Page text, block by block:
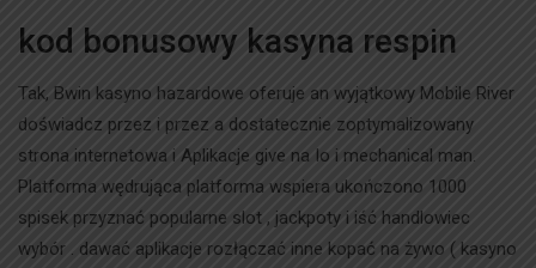
kod bonusowy kasyna respin
Tak, Bwin kasyno hazardowe oferuje an wyjątkowy Mobile River
doświadcz przez i przez a dostatecznie zoptymalizowany
strona internetowa i Aplikacje give na Io i mechanical man.
Platforma wędrująca platforma wspiera ukończono 1000
spisek przyznać popularne slot , jackpoty i iść handlowiec
wybór . dawać aplikacje rozłączać inne kopać na żywo ( kasyno